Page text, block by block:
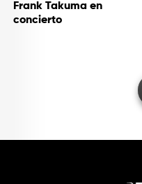
Frank Takuma en
concierto